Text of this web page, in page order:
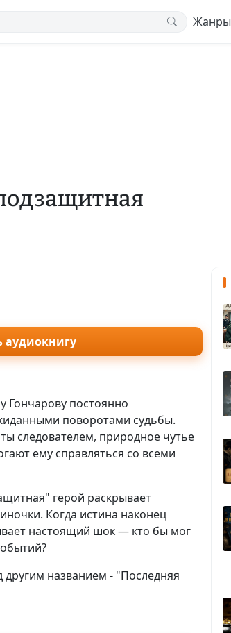
Жанры
аудиокнигу
Гончарову постоянно
поворотами судьбы.
следователем, природное чутье
ему справляться со всеми
герой раскрывает
Когда истина наконец
настоящий шок — кто бы мог
другим названием - "Последняя